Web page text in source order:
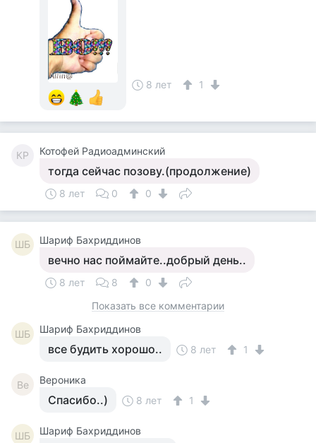
8 лет 1
КР Котофей Радиоадминский
тогда сейчас позову.(продолжение)
8 лет 0 0
ШБ Шариф Бахриддинов
вечно нас поймайте..добрый день..
8 лет 8
0
Показать все комментарии
ШБ Шариф Бахриддинов
все будить хорошо.. 8 лет 1
Ве Вероника
Спасибо..) 8 лет 1
ШБ Шариф Бахриддинов